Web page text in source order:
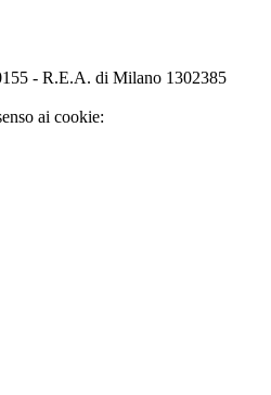
- R.E.A. di Milano 1302385
ai cookie: